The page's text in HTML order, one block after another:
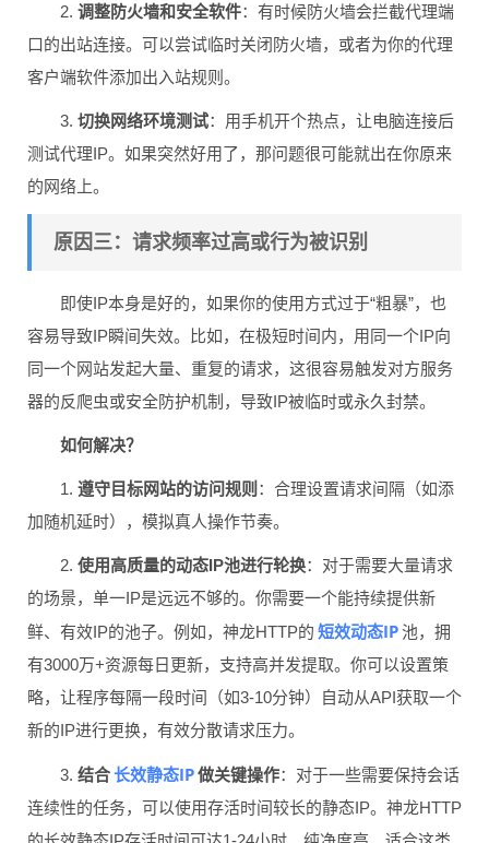
2. 调整防火墙和安全软件：有时候防火墙会拦截代理端
口的出站连接。可以尝试临时关闭防火墙，或者为你的代理
客户端软件添加出入站规则。
3. 切换网络环境测试：用手机开个热点，让电脑连接后
测试代理IP。如果突然好用了，那问题很可能就出在你原来
的网络上。
原因三：请求频率过高或行为被识别
即使IP本身是好的，如果你的使用方式过于“粗暴”，也
容易导致IP瞬间失效。比如，在极短时间内，用同一个IP向
同一个网站发起大量、重复的请求，这很容易触发对方服务
器的反爬虫或安全防护机制，导致IP被临时或永久封禁。
如何解决？
1. 遵守目标网站的访问规则 ：合理设置请求间隔（如添
加随机延时），模拟真人操作节奏。
2. 使用高质量的动态IP池进行轮换：对于需要大量请求
的场景，单一IP是远远不够的。你需要一个能持续提供新
鲜、有效IP的池子。例如，神龙HTTP的 短效动态IP池，拥
有3000万+资源每日更新，支持高并发提取。你可以设置策
略，让程序每隔一段时间（如3-10分钟）自动从API获取一个
新的IP进行更换，有效分散请求压力。
3. 结合长效静态IP做关键操作：对于一些需要保持会话
连续性的任务，可以使用存活时间较长的静态IP。神龙HTTP